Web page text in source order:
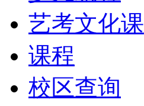
艺考文化课
课程
校区查询